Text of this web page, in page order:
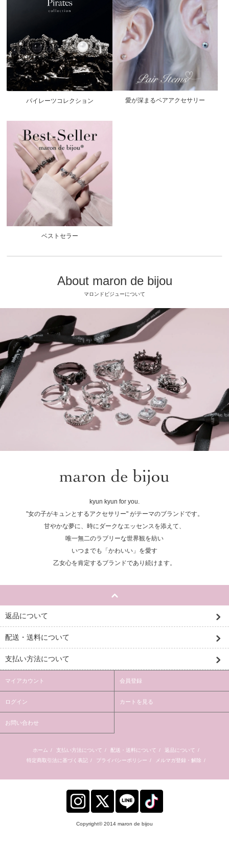
パイレーツコレクション 愛が深まるペアアクセサリー
ベストセラー
About maron de bijou
マロンドビジューについて
kyun kyun for you.
"女の子がキュンとするアクセサリー" がテーマのブランドです。
甘やかな夢に、時にダークなエッセンスを添えて、
唯一無二のラブリーな世界観を紡い
いつまでも「かわいい」を愛す
乙女心を肯定するブランドであり続けます。
返品について
配送・送料について
支払い方法について
マイアカウント 会員登録
ログイン カートを見る
お問い合わせ
ホーム / 支払い方法について / 配送・送料について / 返品について /
特定商取引法に基づく表記 / プライバシーポリシー / メルマガ登録・解除 /
Copyright© 2014 maron de bijou